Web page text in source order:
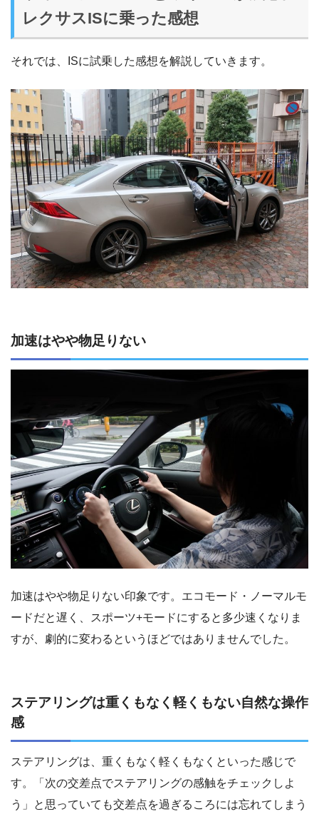
レクサスISに乗った感想
それでは、ISに試乗した感想を解説していきます。
加速はやや物足りない
加速はやや物足りない印象です。エコモード・ノーマルモ
ードだと遅く、スポーツ+モードにすると多少速くなりま
すが、劇的に変わるというほどではありませんでした。
ステアリングは重くもなく軽くもない自然な操作
感
ステアリングは、重くもなく軽くもなくといった感じで
す。「次の交差点でステアリングの感触をチェックしよ
う」と思っていても交差点を過ぎるころには忘れてしまう